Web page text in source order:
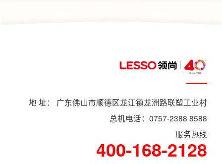
地 址： 广东佛山市顺德区龙江镇龙洲路联塑工业村
总机电话：0757-2388 8588
服务热线
400-168-2128